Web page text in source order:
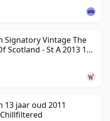
Signatory Vintage The
Scotland - St A 2013 13
13 jaar oud 2011